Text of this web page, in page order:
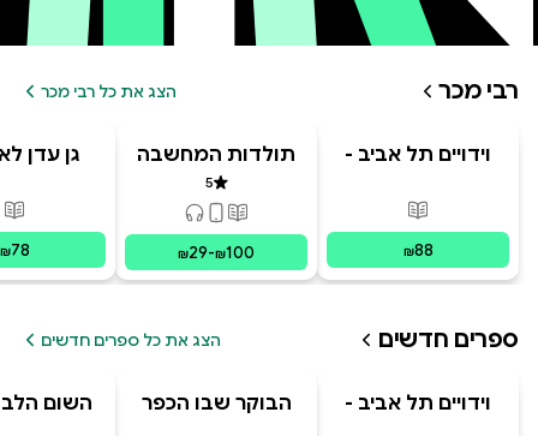
רבי מכר הצג את כל רבי מכר
וידויים תל אביב -
פורמטים זמינים
מודפס
₪88
תולדות המחשבה
האנושית
5
דירוג 5 מתוך 5
פורמטים זמינים מודפס,
₪29-₪100
גן עדן
₪78
ספרים חדשים הצג את כל ספרים חדשים
וידויים תל אביב -
הבוקר שבו הכפר
השום